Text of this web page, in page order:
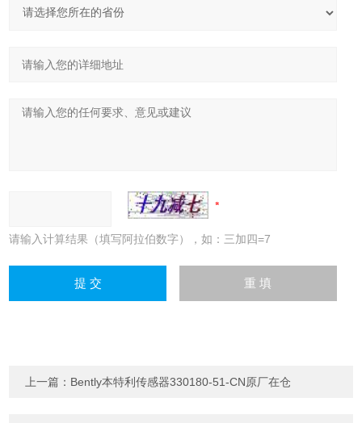
请输入计算结果（填写阿拉伯数字），如：三加四=7
上一篇： Bently本特利传感器330180-51-CN原厂在仓